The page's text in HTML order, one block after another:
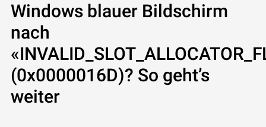
Windows blauer Bildschirm
nach
(0x0000016D)? So geht’s
weiter